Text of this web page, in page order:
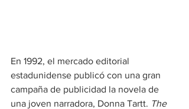
En 1992, el mercado editorial
estadunidense publicó con una gran
campaña de publicidad la novela de
una joven narradora, Donna Tartt. The